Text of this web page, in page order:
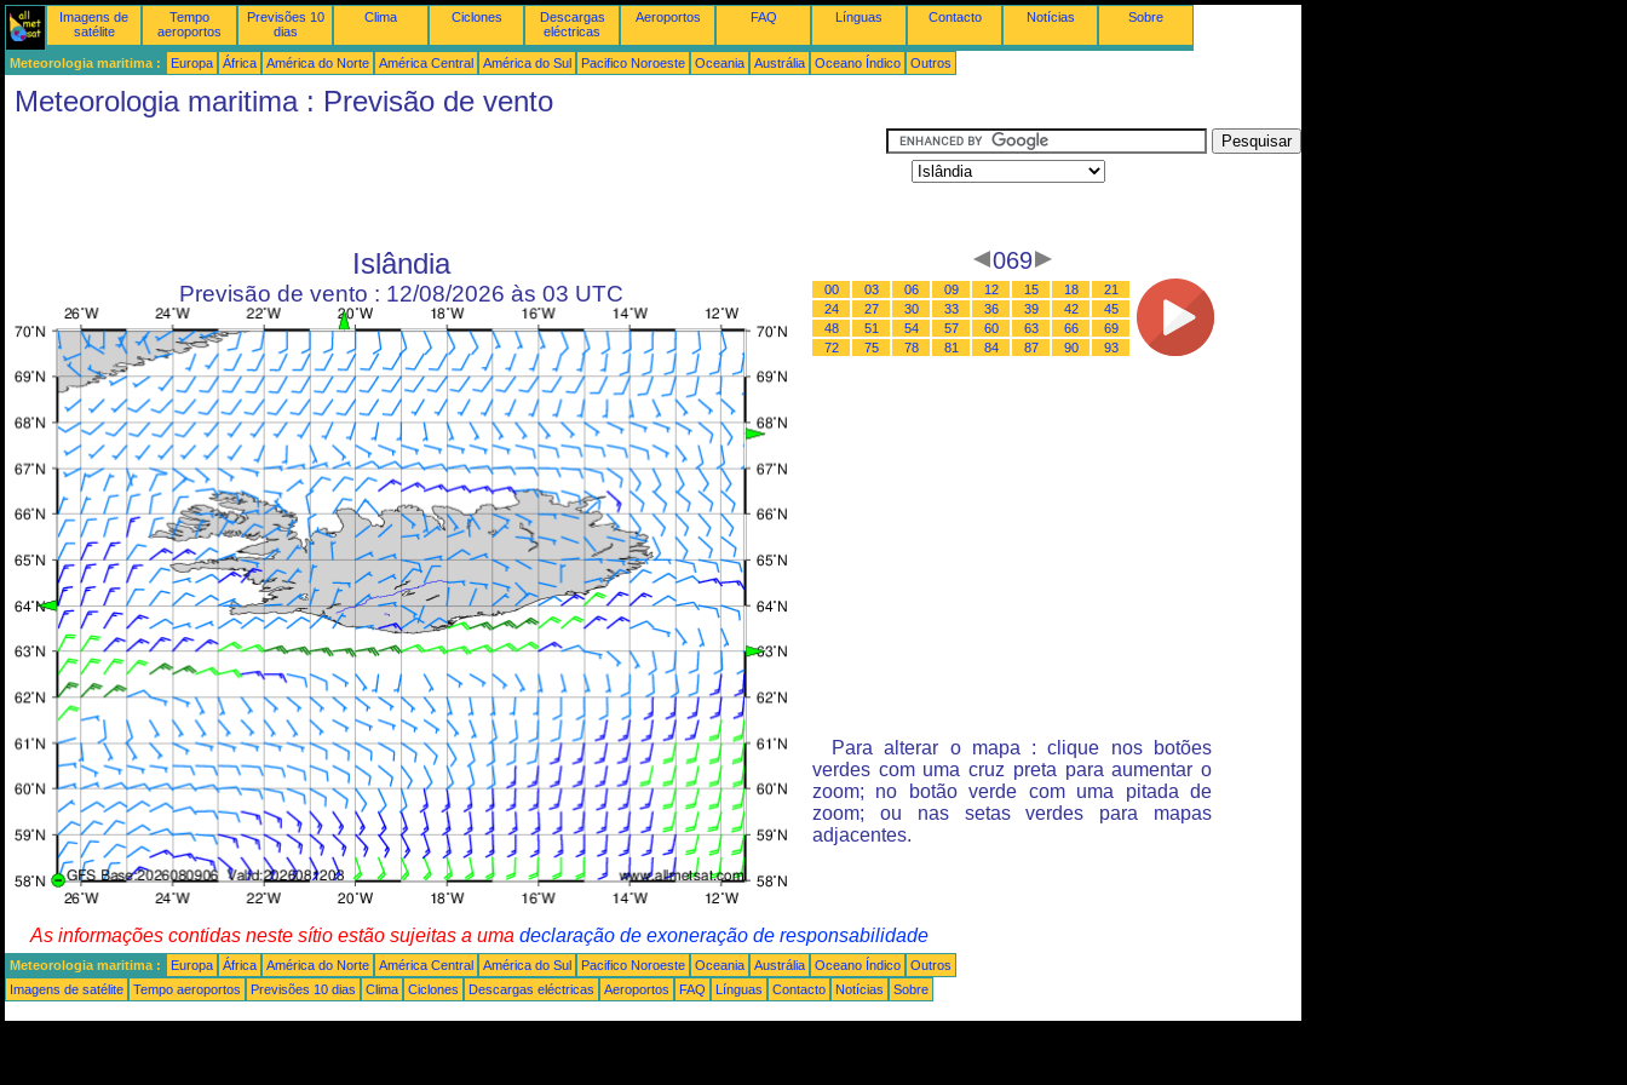
Imagens de
satélite
Tempo
aeroportos
Previsões 10
dias
Clima Ciclones
Descargas
eléctricas
Aeroportos FAQ Línguas Contacto Notícias Sobre
Meteorologia maritima : Europa África América do Norte América Central América do Sul Pacifico Noroeste Oceania Austrália Oceano Índico Outros
Meteorologia maritima : Previsão de vento
Islândia
Previsão de vento : 12/08/2026 às 03 UTC
069
00 03 06 09 12 15 18
21
24
27 30 33 36 39 42
45
48
51 54 57 60 63 66
69
72
75 78 81 84 87 90 93
Para alterar o mapa : clique nos botões
verdes com uma cruz preta para aumentar o
zoom; no botão verde com uma pitada de
zoom; ou nas setas verdes para mapas
adjacentes.
As informações contidas neste sítio estão sujeitas a uma declaração de exoneração de responsabilidade
Meteorologia maritima : Europa África América do Norte América Central América do Sul Pacifico Noroeste Oceania Austrália Oceano Índico
Outros
Imagens de satélite
Tempo aeroportos Previsões 10 dias Clima Ciclones Descargas eléctricas Aeroportos FAQ Línguas Contacto Notícias Sobre